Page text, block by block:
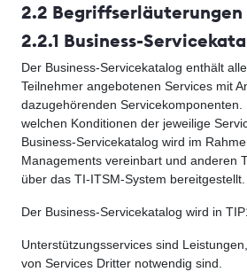
2.2 Begriffserläuterungen
2.2.1 Business-
Der Business-Servicekatalog enthält
Teilnehmer angebotenen Services mit
dazugehörenden Servicekomponenten.
welchen Konditionen der jeweilige
Business-Servicekatalog wird im
Managements vereinbart und anderen
über das TI-ITSM-System bereitgestellt.
Der Business-Servicekatalog wird in
Unterstützungsservices sind
von Services Dritter notwendig sind.